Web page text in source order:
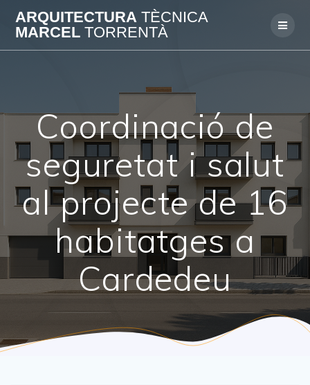
Skip
to
content
ARQUITECTURA TÈCNICA
MARCEL TORRENTÀ
Coordinació de
seguretat i salut
al projecte de 16
habitatges a
Cardedeu